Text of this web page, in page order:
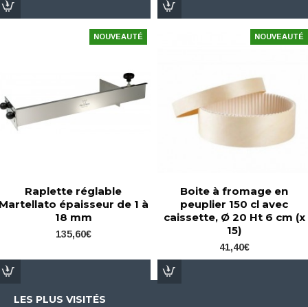
NOUVEAUTÉ
Raplette réglable
épaisseur de 1 à
18 mm
135,60€
NOUVEAUTÉ
Boite à fromage en
peuplier 150 cl avec
caissette, Ø 20 Ht 6 cm (x
15)
41,40€
LES PLUS VISITÉS